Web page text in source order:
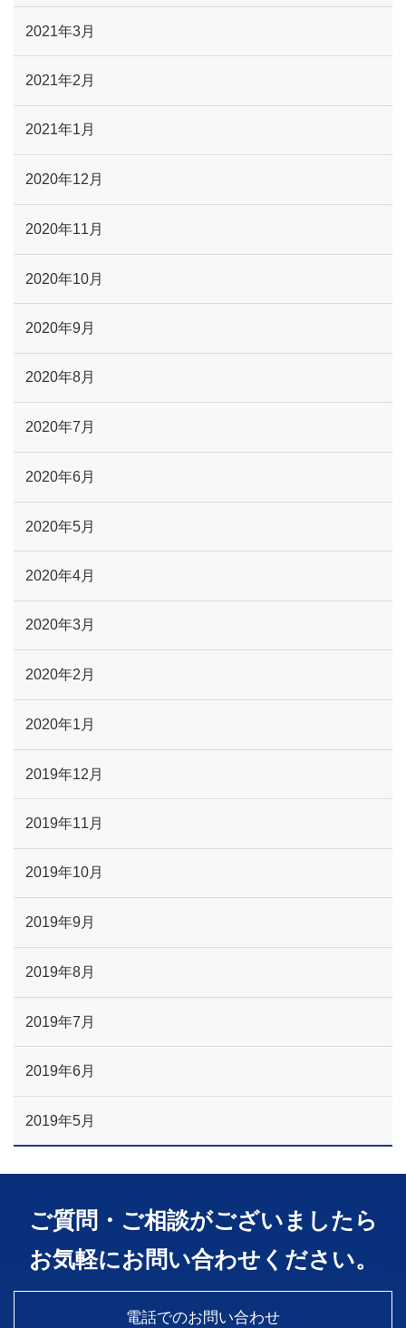
2021年3月
2021年2月
2021年1月
2020年12月
2020年11月
2020年10月
2020年9月
2020年8月
2020年7月
2020年6月
2020年5月
2020年4月
2020年3月
2020年2月
2020年1月
2019年12月
2019年11月
2019年10月
2019年9月
2019年8月
2019年7月
2019年6月
2019年5月
ご質問・ご相談がございましたら
お気軽にお問い合わせください。
電話でのお問い合わせ